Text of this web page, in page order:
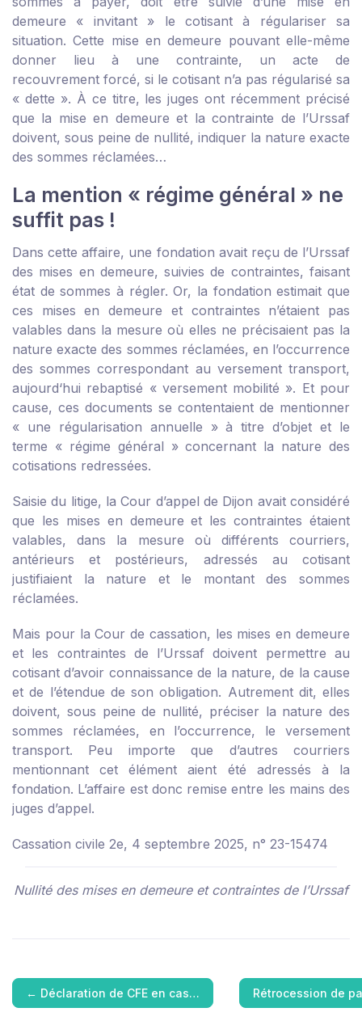
demeure « invitant » le cotisant à régulariser sa
situation. Cette mise en demeure pouvant elle-même
donner lieu à une contrainte, un acte de
recouvrement forcé, si le cotisant n’a pas régularisé sa
« dette ». À ce titre, les juges ont récemment précisé
que la mise en demeure et la contrainte de l’Urssaf
doivent, sous peine de nullité, indiquer la nature exacte
des sommes réclamées…
La mention « régime général » ne
suffit pas !
Dans cette affaire, une fondation avait reçu de l’Urssaf
des mises en demeure, suivies de contraintes, faisant
état de sommes à régler. Or, la fondation estimait que
ces mises en demeure et contraintes n’étaient pas
valables dans la mesure où elles ne précisaient pas la
nature exacte des sommes réclamées, en l’occurrence
des sommes correspondant au versement transport,
aujourd‘hui rebaptisé « versement mobilité ». Et pour
cause, ces documents se contentaient de mentionner
« une régularisation annuelle » à titre d’objet et le
terme « régime général » concernant la nature des
cotisations redressées.
Saisie du litige, la Cour d’appel de Dijon avait considéré
que les mises en demeure et les contraintes étaient
valables, dans la mesure où différents courriers,
antérieurs et postérieurs, adressés au cotisant
justifiaient la nature et le montant des sommes
réclamées.
Mais pour la Cour de cassation, les mises en demeure
et les contraintes de l’Urssaf doivent permettre au
cotisant d’avoir connaissance de la nature, de la cause
et de l’étendue de son obligation. Autrement dit, elles
doivent, sous peine de nullité, préciser la nature des
sommes réclamées, en l’occurrence, le versement
transport. Peu importe que d’autres courriers
mentionnant cet élément aient été adressés à la
fondation. L’affaire est donc remise entre les mains des
juges d’appel.
Cassation civile 2e, 4 septembre 2025, n° 23-15474
Nullité des mises en demeure et contraintes de l’Urssaf
← Déclaration de CFE en cas… Rétrocession de